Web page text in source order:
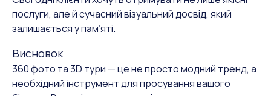
послуги, але й сучасний візуальний досвід, який
залишається у пам’яті.
Висновок
360 фото та 3D тури — це не просто модний тренд, а
необхідний інструмент для просування вашого